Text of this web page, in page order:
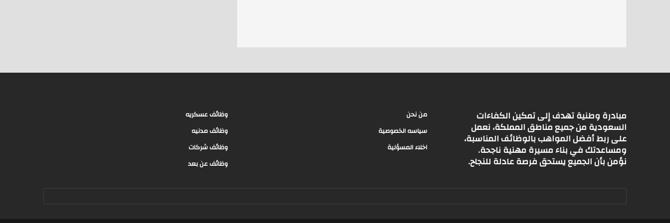
مبادرة وطنية تهدف إلى تمكين الكفاءات
السعودية من جميع مناطق المملكة، نعمل
على ربط أفضل المواهب بالوظائف المناسبة،
ومساعدتك في بناء مسيرة مهنية ناجحة.
نؤمن بأن الجميع يستحق فرصة عادلة للنجاح.
من نحن
سياسه الخصوصية
اخلاء المسؤلية
وظائف عسكريه
وظائف مدنيه
وظائف شركات
وظائف عن بعد